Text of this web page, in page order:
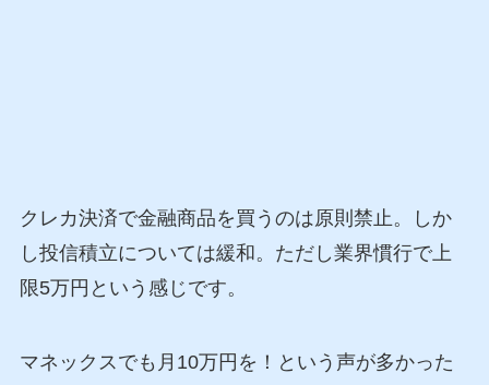
クレカ決済で金融商品を買うのは原則禁止。しか
し投信積立については緩和。ただし業界慣行で上
限5万円という感じです。
マネックスでも月10万円を！という声が多かった